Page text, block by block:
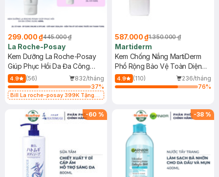
299.000 ₫445.000 ₫
La Roche-Posay
Kem Dưỡng La Roche-Posay
Giúp Phục Hồi Da Đa Công
Dụng 40ml
4.9 (56)
832/tháng
37%
Bill La roche-posay 399K Tặng
(SL có hạn)
587.000 ₫1.350.000 ₫
Martiderm
Kem Chống Nắng MartiDerm
Phổ Rộng Bảo Vệ Toàn Diện
40ml
4.9 (110)
236/tháng
76%
-60 % -38 %